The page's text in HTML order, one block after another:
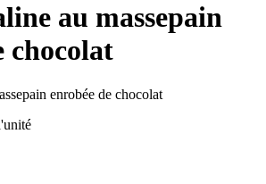
au massepain
chocolat